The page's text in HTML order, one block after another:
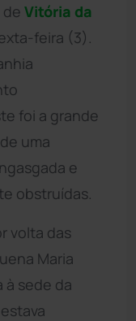
Vitória da
feira (3).
foi a grande
uma
e
obstruídas.
volta das
Maria
à sede da